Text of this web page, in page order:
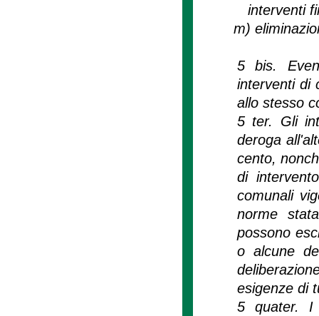
interventi
m)
5 bis.
interventi di
allo stesso
5 ter. Gli
deroga
cento,
di
comunali
norme
possono
o alcune
esigenze di
5 quater. I